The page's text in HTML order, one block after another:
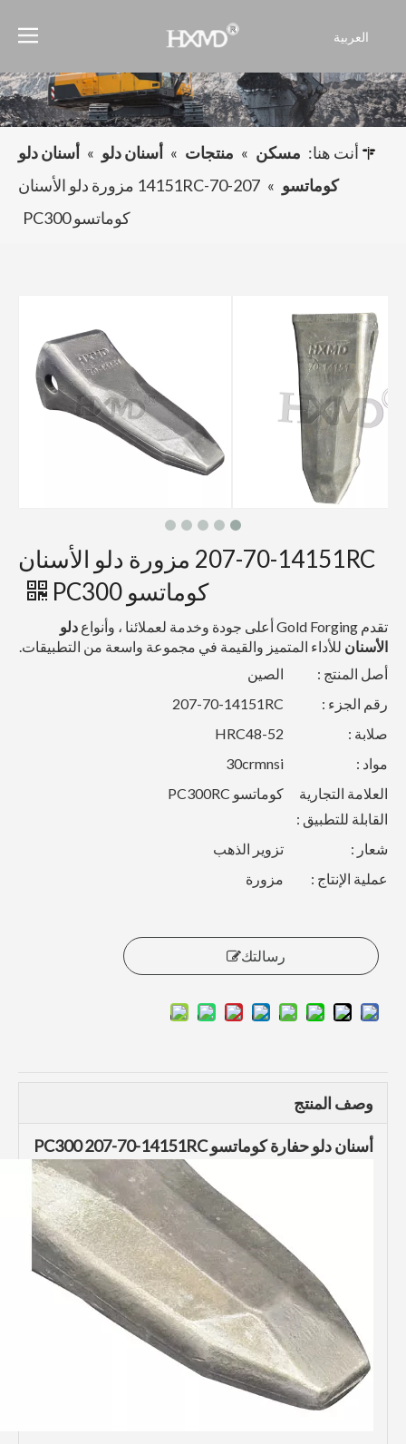
العربية
Français
Pусский
Español
أنت هنا: مسكن » منتجات » أسنان دلو » أسنان دلو
كوماتسو »
207-70-14151RC مزورة دلو الأسنان
كوماتسو PC300
207-70-14151RC مزورة دلو الأسنان
كوماتسو PC300
تقدم Gold Forging أعلى جودة وخدمة لعملائنا ، وأنواع
دلو
الأسنان للأداء المتميز والقيمة في مجموعة واسعة من التطبيقات.
أصل المنتج :
الصين
رقم الجزء :
207-70-14151RC
صلابة :
HRC48-52
مواد :
30crmnsi
العلامة التجارية
القابلة للتطبيق :
كوماتسو PC300RC
شعار :
تزوير الذهب
عملية الإنتاج :
مزورة
رسالتك
وصف المنتج
أسنان دلو حفارة كوماتسو PC300 207-70-14151RC